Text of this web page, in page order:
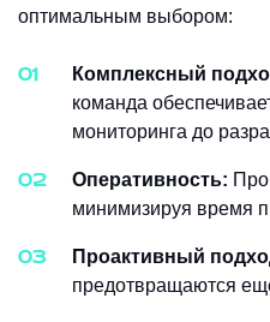
оптимальным выбором:
Комплексный
команда
мониторинга до
Оперативность:
минимизируя время
Проактивный
предотвращаются